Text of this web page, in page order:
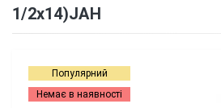
1/2x14)JAH
Популярний
Немає в наявності